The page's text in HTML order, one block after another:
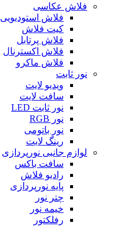
فلاش عکاسی
فلاش استودیویی
کیت فلاش
فلاش پرتابل
فلاش اکسترنال
فلاش ماکرو
نور ثابت
ویدیو لایت
سافت لایت
نور ثابت LED
نور RGB
نور باتومی
رینگ لایت
لوازم جانبی نورپردازی
سافت باکس
رادیو فلاش
پایه نورپردازی
چتر نور
خیمه نور
رفلکتور